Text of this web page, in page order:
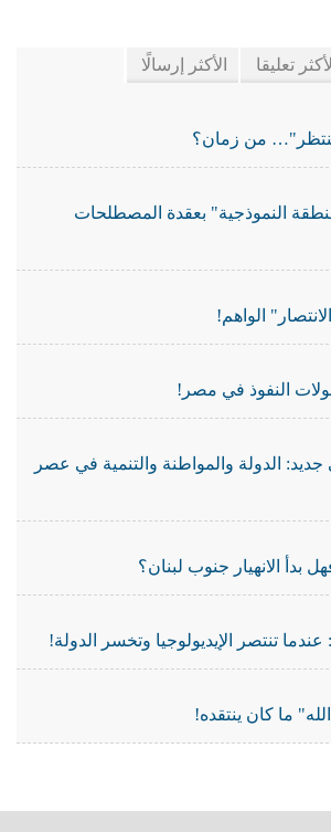
الأكثر تعليقا الأكثر إرسالًا
من زمان؟
النموذجية" بعقدة المصطلحات
الواهم!
النفوذ في مصر!
الدولة والمواطنة والتنمية في عصر
بدأ الانهيار جنوب لبنان؟
عندما تنتصر الإيديولوجيا وتخسر الدولة!
ما كان ينتقده!